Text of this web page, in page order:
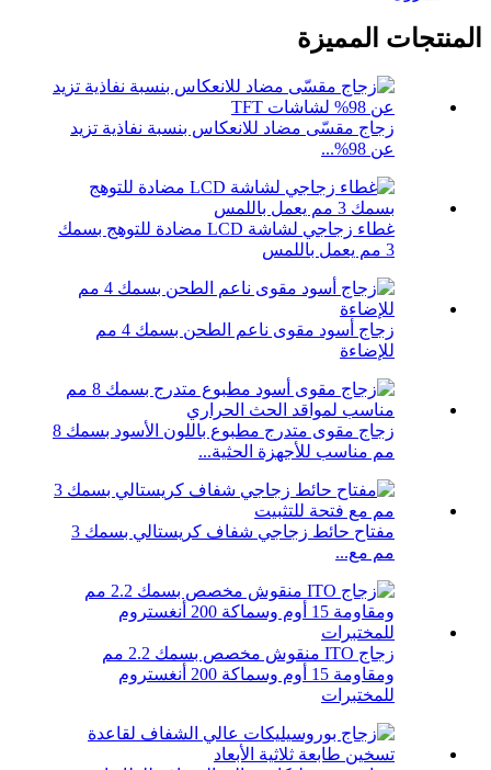
المنتجات المميزة
زجاج مقسّى مضاد للانعكاس بنسبة نفاذية تزيد
عن 98%...
غطاء زجاجي لشاشة LCD مضادة للتوهج بسمك
3 مم يعمل باللمس
زجاج أسود مقوى ناعم الطحن بسمك 4 مم
للإضاءة
زجاج مقوى متدرج مطبوع باللون الأسود بسمك 8
مم مناسب للأجهزة الحثية...
مفتاح حائط زجاجي شفاف كريستالي بسمك 3
مم مع...
زجاج ITO منقوش مخصص بسمك 2.2 مم
ومقاومة 15 أوم وسماكة 200 أنغستروم
للمختبرات